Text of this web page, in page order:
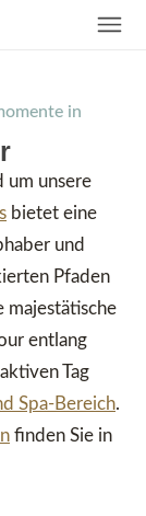
in
um unsere
bietet eine
und
Pfaden
majestätische
entlang
Tag
Spa-Bereich.
finden Sie in